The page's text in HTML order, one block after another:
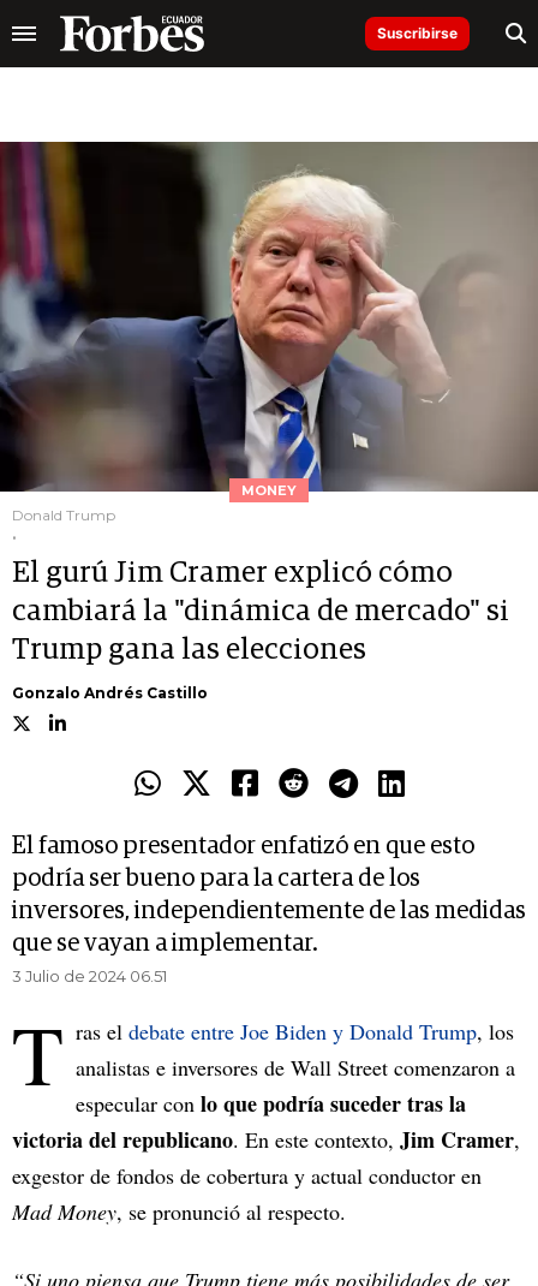
Suscribirse
MONEY
Donald Trump
.
El gurú Jim Cramer explicó cómo
cambiará la "dinámica de mercado" si
Trump gana las elecciones
Gonzalo Andrés Castillo
El famoso presentador enfatizó en que esto
podría ser bueno para la cartera de los
inversores, independientemente de las medidas
que se vayan a implementar.
3 Julio de 2024 06.51
T ras el debate entre Joe Biden y Donald Trump, los
analistas e inversores de Wall Street comenzaron a
especular con lo que podría suceder tras la
victoria del republicano. En este contexto, Jim Cramer,
exgestor de fondos de cobertura y actual conductor en
Mad Money, se pronunció al respecto.
“Si uno piensa que Trump tiene más posibilidades de ser